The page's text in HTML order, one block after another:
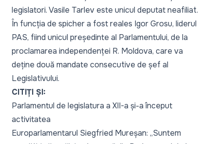
legislatori. Vasile Tarlev este unicul deputat neafiliat.
În funcția de spicher a fost reales Igor Grosu, liderul
PAS, fiind unicul președinte al Parlamentului, de la
proclamarea independenței R. Moldova, care va
deține două mandate consecutive de șef al
Legislativului.
CITIȚI ȘI:
Parlamentul de legislatura a XII-a și-a început
activitatea
Europarlamentarul Siegfried Mureșan: „Suntem